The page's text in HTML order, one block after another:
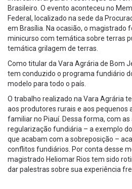
Brasileiro. O evento aconteceu no
Federal, localizado na sede da
em Brasília. Na ocasião, o magistrado
minicurso com temática sobre terras
temática grilagem de terras.
Como titular da Vara Agrária de Bom
tem conduzido o programa fundiário
modelo para todo o país.
O trabalho realizado na Vara Agrária
aos produtores rurais e aos pequenos
familiar no Piauí. Dessa forma, com
regularização fundiária – a exemplo
que acabam com a sobreposição –
conflitos fundiários. Por conta desse
magistrado Heliomar Rios tem sido
dar palestras sobre sua experiência